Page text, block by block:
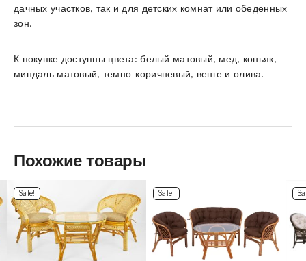
дачных участков, так и для детских комнат или обеденных
зон.
К покупке доступны цвета: белый матовый, мед, коньяк,
миндаль матовый, темно-коричневый, венге и олива.
Похожие товары
Sale! Sale!